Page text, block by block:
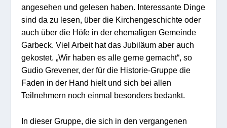
angesehen und gelesen haben. Interessante Dinge
sind da zu lesen, über die Kirchengeschichte oder
auch über die Höfe in der ehemaligen Gemeinde
Garbeck. Viel Arbeit hat das Jubiläum aber auch
gekostet. „Wir haben es alle gerne gemacht“, so
Gudio Grevener, der für die Historie-Gruppe die
Faden in der Hand hielt und sich bei allen
Teilnehmern noch einmal besonders bedankt.
In dieser Gruppe, die sich in den vergangenen